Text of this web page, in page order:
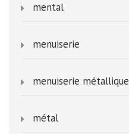
mental
menuiserie
menuiserie métallique
métal